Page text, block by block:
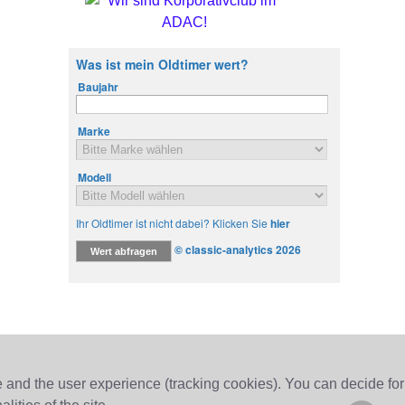
the user experience (tracking cookies). You can decide for